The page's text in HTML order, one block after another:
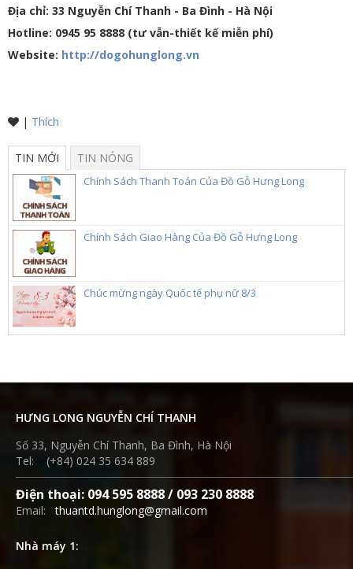
Địa chỉ: 33 Nguyễn Chí Thanh - Ba Đình - Hà Nội
Hotline: 0945 95 8888 (tư vẫn-thiết kế miễn phí)
Website: http://dogohunglong.vn
| Thích
TIN MỚI TIN NÓNG
Chính Sách Thanh Toán Của Đồ Gỗ Hưng Long
Chính Sách Giao Hàng Của Đồ Gỗ Hưng Long
Chúc mừng ngày Quốc tế phụ nữ 8/3
HƯNG LONG NGUYỄN CHÍ THANH
Số 33, Nguyễn Chí Thanh, Ba Đình, Hà Nội
Tel: (+84) 024 35 634 889
Điện thoại: 094 595 8888 / 093 230 8888
Email:thuantd.hunglong@gmail.com
Nhà máy 1: